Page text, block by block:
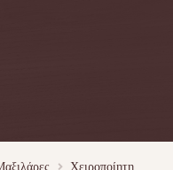
Χειροποίητη